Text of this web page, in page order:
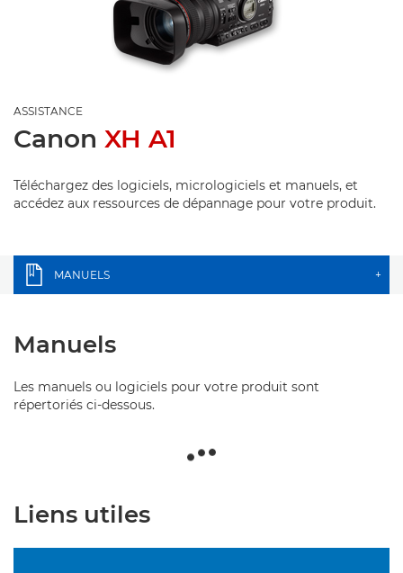
ASSISTANCE
Canon XH A1
Téléchargez des logiciels, micrologiciels et manuels, et
accédez aux ressources de dépannage pour votre produit.
MANUELS +
Manuels
Les manuels ou logiciels pour votre produit sont
répertoriés ci-dessous.
Liens utiles